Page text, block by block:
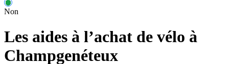
Non
Les aides à l’achat de vélo à
Champgenéteux